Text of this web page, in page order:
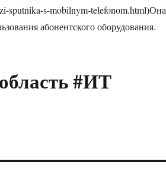
sputnika-s-mobilnym-telefonom.html)Она
абонентского оборудования.
#ИТ